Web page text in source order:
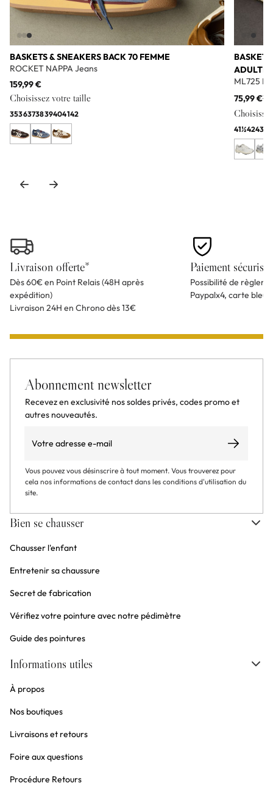
BASKETS & SNEAKERS BACK 70 FEMME
ROCKET NAPPA Jeans
159,99 €
Choisissez votre taille
3536373839404142
ADULTE
ML725
75,99 €
41½4243
Livraison offerte*
Dès 60€ en Point Relais (48H après
expédition)
Livraison 24H en Chrono dès 13€
Paiement sécurisé
Possibilité de
Paypalx4, carte
Abonnement newsletter
Recevez en exclusivité nos soldes privés, codes promo et
autres nouveautés.
S’abonner
Vous pouvez vous désinscrire à tout moment. Vous trouverez pour
cela nos informations de contact dans les conditions d'utilisation du
site.
Bien se chausser
Chausser l'enfant
Entretenir sa chaussure
Secret de fabrication
Vérifiez votre pointure avec notre pédimètre
Guide des pointures
Informations utiles
À propos
Nos boutiques
Livraisons et retours
Foire aux questions
Procédure Retours